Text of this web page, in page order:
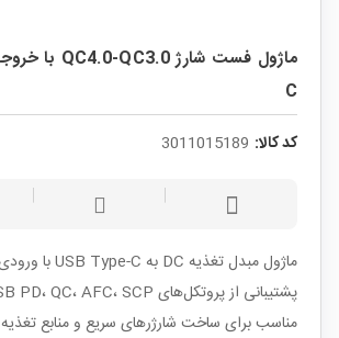
C
کد کالا: 3011015189
مناسب برای ساخت شارژرهای سریع و منابع تغذیه USB.